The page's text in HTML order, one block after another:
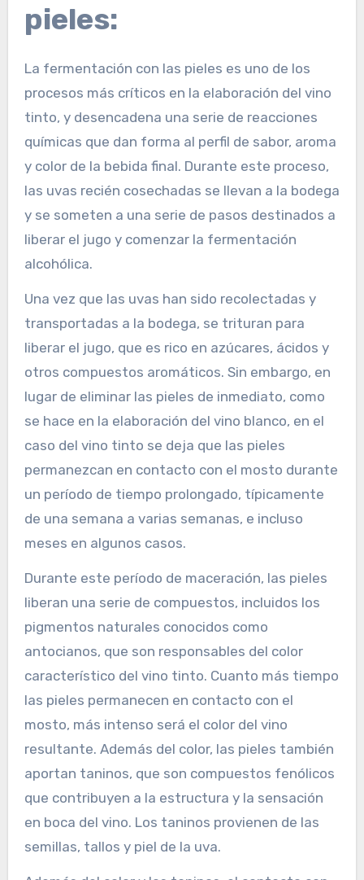
pieles:
La fermentación con las pieles es uno de los
procesos más críticos en la elaboración del vino
tinto, y desencadena una serie de reacciones
químicas que dan forma al perfil de sabor, aroma
y color de la bebida final. Durante este proceso,
las uvas recién cosechadas se llevan a la bodega
y se someten a una serie de pasos destinados a
liberar el jugo y comenzar la fermentación
alcohólica.
Una vez que las uvas han sido recolectadas y
transportadas a la bodega, se trituran para
liberar el jugo, que es rico en azúcares, ácidos y
otros compuestos aromáticos. Sin embargo, en
lugar de eliminar las pieles de inmediato, como
se hace en la elaboración del vino blanco, en el
caso del vino tinto se deja que las pieles
permanezcan en contacto con el mosto durante
un período de tiempo prolongado, típicamente
de una semana a varias semanas, e incluso
meses en algunos casos.
Durante este período de maceración, las pieles
liberan una serie de compuestos, incluidos los
pigmentos naturales conocidos como
antocianos, que son responsables del color
característico del vino tinto. Cuanto más tiempo
las pieles permanecen en contacto con el
mosto, más intenso será el color del vino
resultante. Además del color, las pieles también
aportan taninos, que son compuestos fenólicos
que contribuyen a la estructura y la sensación
en boca del vino. Los taninos provienen de las
semillas, tallos y piel de la uva.